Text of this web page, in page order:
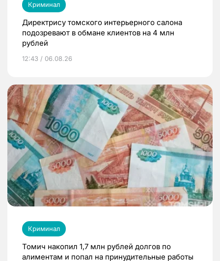
Криминал
Директрису томского интерьерного салона
подозревают в обмане клиентов на 4 млн
рублей
12:43 / 06.08.26
Криминал
Томич накопил 1,7 млн рублей долгов по
алиментам и попал на принудительные работы